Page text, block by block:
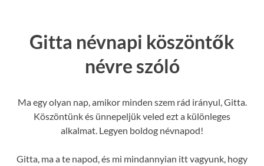
Gitta névnapi köszöntők
névre szóló
Ma egy olyan nap, amikor minden szem rád irányul, Gitta.
Köszöntünk és ünnepeljük veled ezt a különleges
alkalmat. Legyen boldog névnapod!
Gitta, ma a te napod, és mi mindannyian itt vagyunk, hogy